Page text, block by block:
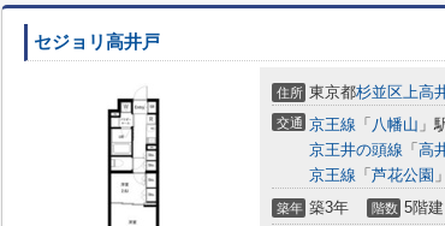
セジョリ高井戸
住所 東京都杉並区上高
交通 京王線 「 八幡山 」
京王井の頭線 「 高
京王線 「 芦花公園
築年 築3年 階数 5階建